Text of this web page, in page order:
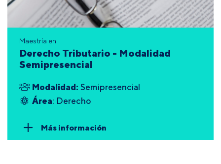
Maestría en
Derecho Tributario - Modalidad
Semipresencial
Modalidad: Semipresencial
Área: Derecho
Más información